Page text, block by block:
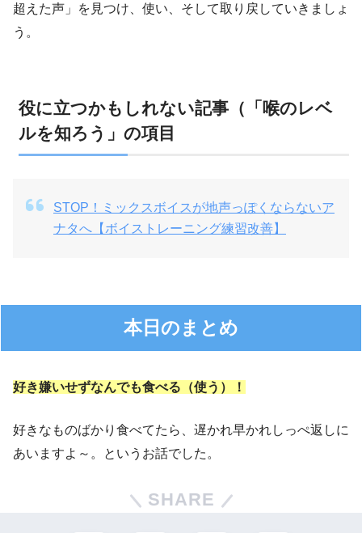
超えた声」を見つけ、使い、そして取り戻していきましょ
う。
役に立つかもしれない記事（「喉のレベ
ルを知ろう」の項目
STOP！ミックスボイスが地声っぽくならないア
ナタへ【ボイストレーニング練習改善】
本日のまとめ
好き嫌いせずなんでも食べる（使う）！
好きなものばかり食べてたら、遅かれ早かれしっぺ返しに
あいますよ～。というお話でした。
SHARE